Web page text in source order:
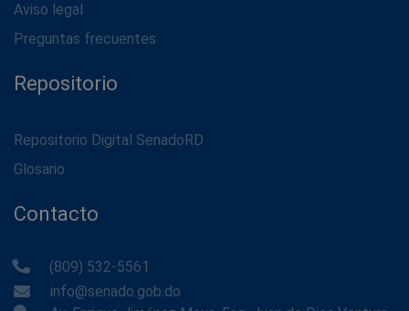
Aviso legal
Preguntas frecuentes
Repositorio
Repositorio Digital SenadoRD
Glosario
Contacto
(809) 532-5561
info@senado.gob.do